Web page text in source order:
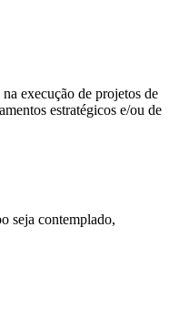
execução de projetos de
estratégicos e/ou de
seja contemplado,